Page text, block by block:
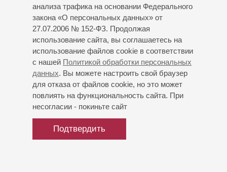
анализа трафика на основании Федерального
закона «О персональных данных» от
27.07.2006 № 152-ФЗ. Продолжая
использование сайта, вы соглашаетесь на
использование файлов cookie в соответствии
с нашей Политикой обработки персональных
данных. Вы можете настроить свой браузер
для отказа от файлов cookie, но это может
повлиять на функциональность сайта. При
несогласии - покиньте сайт
Подтвердить